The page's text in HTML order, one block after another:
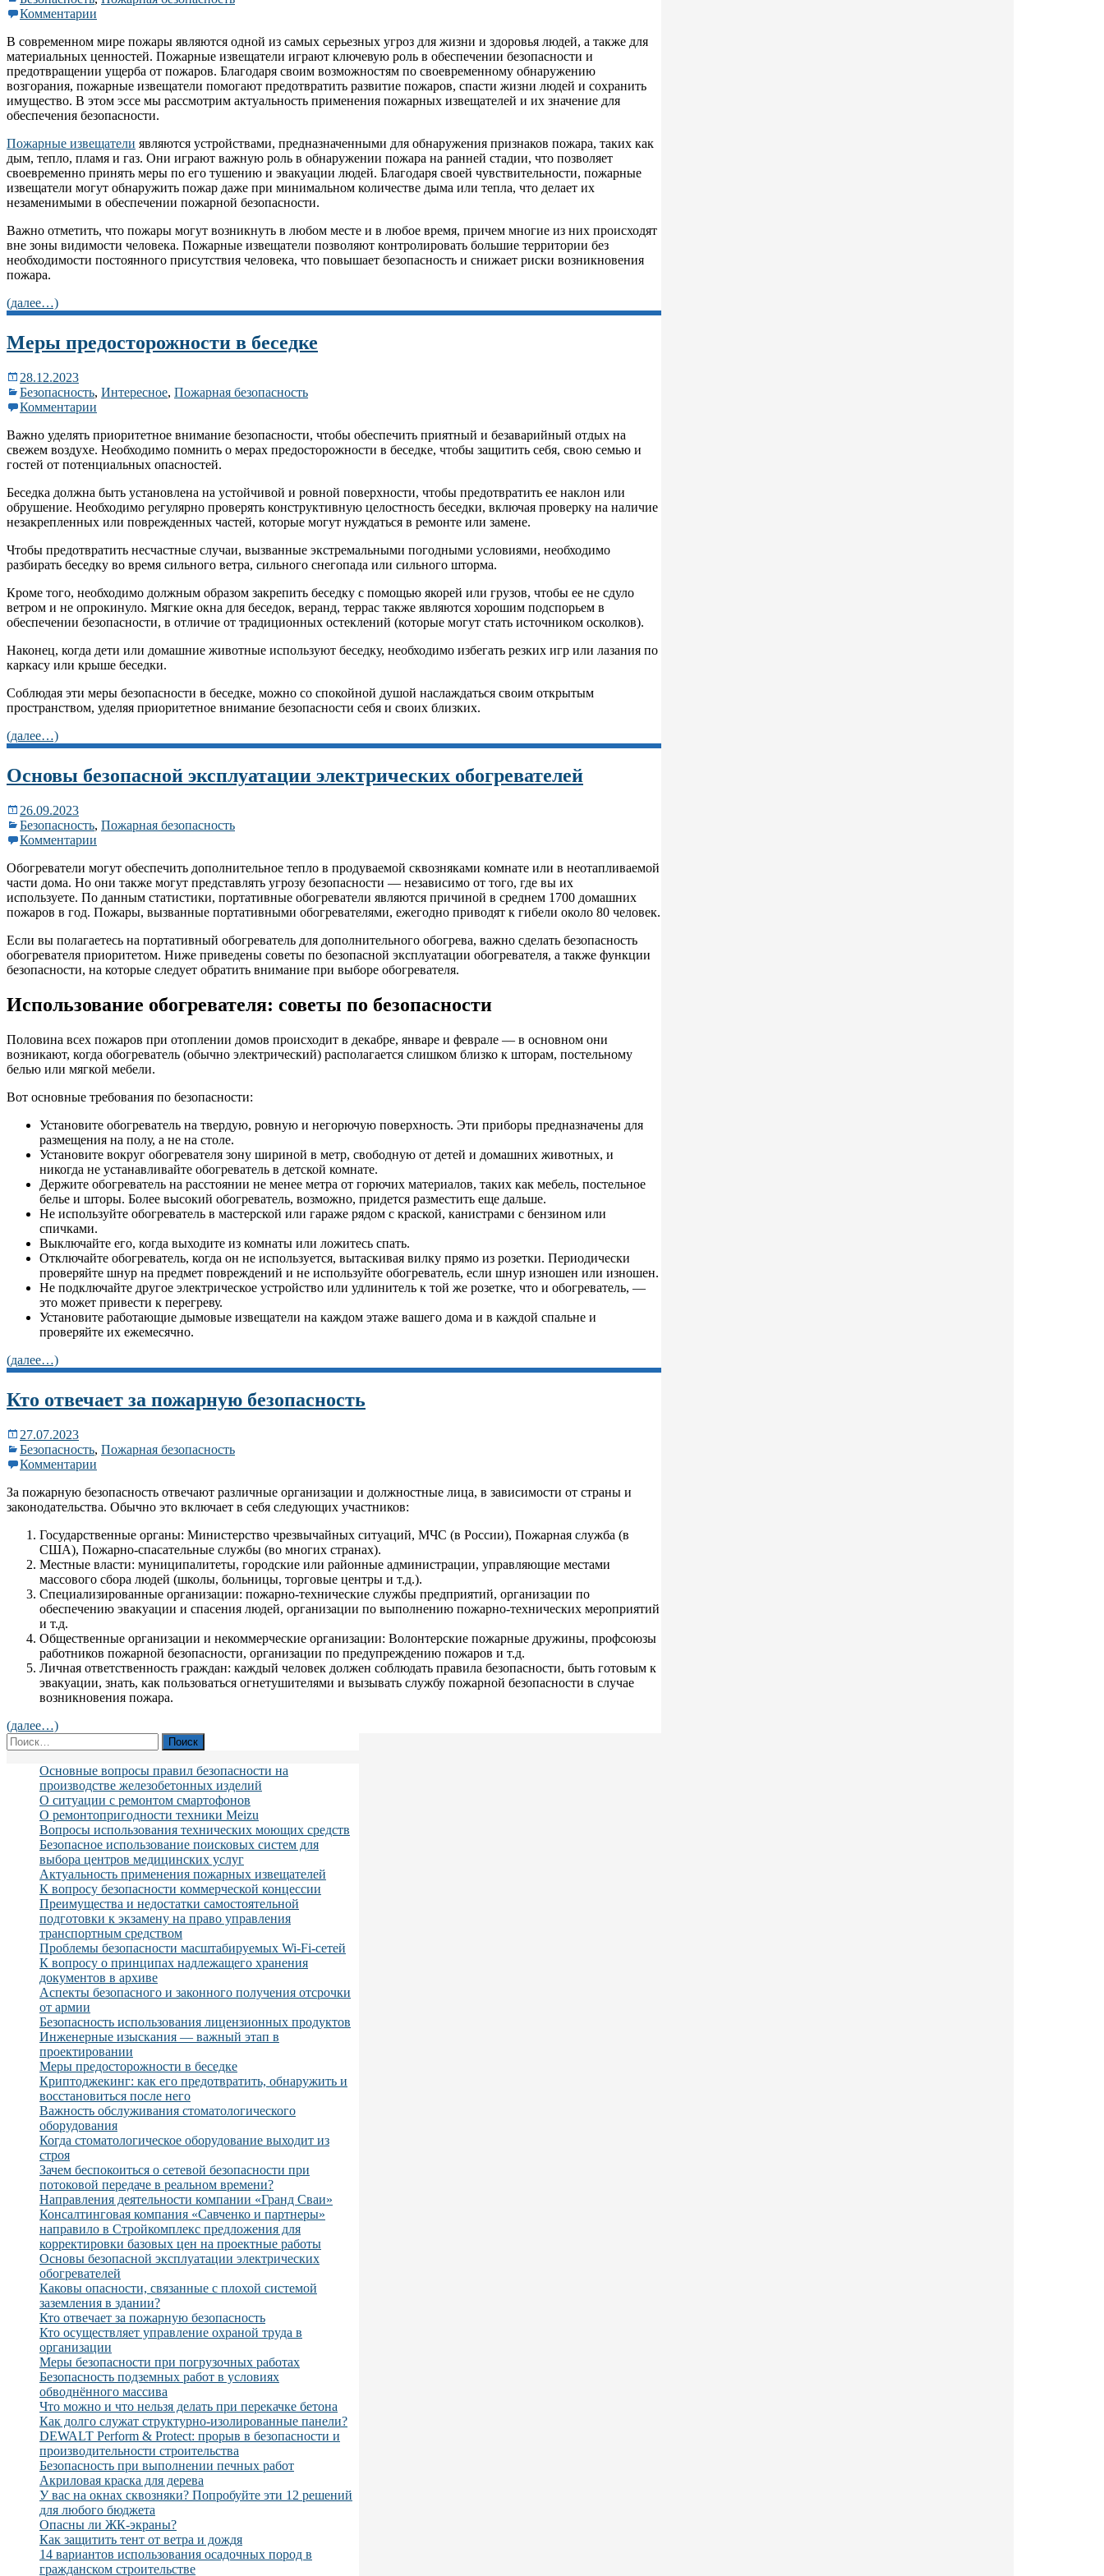
Комментарии
В современном мире пожары являются одной из самых серьезных угроз для жизни и здоровья людей, а также для
материальных ценностей. Пожарные извещатели играют ключевую роль в обеспечении безопасности и
предотвращении ущерба от пожаров. Благодаря своим возможностям по своевременному обнаружению
возгорания, пожарные извещатели помогают предотвратить развитие пожаров, спасти жизни людей и сохранить
имущество. В этом эссе мы рассмотрим актуальность применения пожарных извещателей и их значение для
обеспечения безопасности.
Пожарные извещатели являются устройствами, предназначенными для обнаружения признаков пожара, таких как
дым, тепло, пламя и газ. Они играют важную роль в обнаружении пожара на ранней стадии, что позволяет
своевременно принять меры по его тушению и эвакуации людей. Благодаря своей чувствительности, пожарные
извещатели могут обнаружить пожар даже при минимальном количестве дыма или тепла, что делает их
незаменимыми в обеспечении пожарной безопасности.
Важно отметить, что пожары могут возникнуть в любом месте и в любое время, причем многие из них происходят
вне зоны видимости человека. Пожарные извещатели позволяют контролировать большие территории без
необходимости постоянного присутствия человека, что повышает безопасность и снижает риски возникновения
пожара.
(далее…)
Меры предосторожности в беседке
28.12.2023
Безопасность, Интересное, Пожарная безопасность
Комментарии
Важно уделять приоритетное внимание безопасности, чтобы обеспечить приятный и безаварийный отдых на
свежем воздухе. Необходимо помнить о мерах предосторожности в беседке, чтобы защитить себя, свою семью и
гостей от потенциальных опасностей.
Беседка должна быть установлена ​​на устойчивой и ровной поверхности, чтобы предотвратить ее наклон или
обрушение. Необходимо регулярно проверять конструктивную целостность беседки, включая проверку на наличие
незакрепленных или поврежденных частей, которые могут нуждаться в ремонте или замене.
Чтобы предотвратить несчастные случаи, вызванные экстремальными погодными условиями, необходимо
разбирать беседку во время сильного ветра, сильного снегопада или сильного шторма.
Кроме того, необходимо должным образом закрепить беседку с помощью якорей или грузов, чтобы ее не сдуло
ветром и не опрокинуло. Мягкие окна для беседок, веранд, террас также являются хорошим подспорьем в
обеспечении безопасности, в отличие от традиционных остеклений (которые могут стать источником осколков).
Наконец, когда дети или домашние животные используют беседку, необходимо избегать резких игр или лазания по
каркасу или крыше беседки.
Соблюдая эти меры безопасности в беседке, можно со спокойной душой наслаждаться своим открытым
пространством, уделяя приоритетное внимание безопасности себя и своих близких.
(далее…)
Основы безопасной эксплуатации электрических обогревателей
26.09.2023
Безопасность, Пожарная безопасность
Комментарии
Обогреватели могут обеспечить дополнительное тепло в продуваемой сквозняками комнате или в неотапливаемой
части дома. Но они также могут представлять угрозу безопасности — независимо от того, где вы их
используете. По данным статистики, портативные обогреватели являются причиной в среднем 1700 домашних
пожаров в год. Пожары, вызванные портативными обогревателями, ежегодно приводят к гибели около 80 человек.
Если вы полагаетесь на портативный обогреватель для дополнительного обогрева, важно сделать безопасность
обогревателя приоритетом. Ниже приведены советы по безопасной эксплуатации обогревателя, а также функции
безопасности, на которые следует обратить внимание при выборе обогревателя.
Использование обогревателя: советы по безопасности
Половина всех пожаров при отоплении домов происходит в декабре, январе и феврале — в основном они
возникают, когда обогреватель (обычно электрический) располагается слишком близко к шторам, постельному
белью или мягкой мебели.
Вот основные требования по безопасности:
Установите обогреватель на твердую, ровную и негорючую поверхность. Эти приборы предназначены для
размещения на полу, а не на столе.
Установите вокруг обогревателя зону шириной в метр, свободную от детей и домашних животных, и
никогда не устанавливайте обогреватель в детской комнате.
Держите обогреватель на расстоянии не менее метра от горючих материалов, таких как мебель, постельное
белье и шторы. Более высокий обогреватель, возможно, придется разместить еще дальше.
Не используйте обогреватель в мастерской или гараже рядом с краской, канистрами с бензином или
спичками.
Выключайте его, когда выходите из комнаты или ложитесь спать.
Отключайте обогреватель, когда он не используется, вытаскивая вилку прямо из розетки. Периодически
проверяйте шнур на предмет повреждений и не используйте обогреватель, если шнур изношен или изношен.
Не подключайте другое электрическое устройство или удлинитель к той же розетке, что и обогреватель, —
это может привести к перегреву.
Установите работающие дымовые извещатели на каждом этаже вашего дома и в каждой спальне и
проверяйте их ежемесячно.
(далее…)
Кто отвечает за пожарную безопасность
27.07.2023
Безопасность, Пожарная безопасность
Комментарии
За пожарную безопасность отвечают различные организации и должностные лица, в зависимости от страны и
законодательства. Обычно это включает в себя следующих участников:
Государственные органы: Министерство чрезвычайных ситуаций, МЧС (в России), Пожарная служба (в
США), Пожарно-спасательные службы (во многих странах).
Местные власти: муниципалитеты, городские или районные администрации, управляющие местами
массового сбора людей (школы, больницы, торговые центры и т.д.).
Специализированные организации: пожарно-технические службы предприятий, организации по
обеспечению эвакуации и спасения людей, организации по выполнению пожарно-технических мероприятий
и т.д.
Общественные организации и некоммерческие организации: Волонтерские пожарные дружины, профсоюзы
работников пожарной безопасности, организации по предупреждению пожаров и т.д.
Личная ответственность граждан: каждый человек должен соблюдать правила безопасности, быть готовым к
эвакуации, знать, как пользоваться огнетушителями и вызывать службу пожарной безопасности в случае
возникновения пожара.
(далее…)
Найти:
Основные вопросы правил безопасности на
производстве железобетонных изделий
О ситуации с ремонтом смартофонов
О ремонтопригодности техники Meizu
Вопросы использования технических моющих средств
Безопасное использование поисковых систем для
выбора центров медицинских услуг
Актуальность применения пожарных извещателей
К вопросу безопасности коммерческой концессии
Преимущества и недостатки самостоятельной
подготовки к экзамену на право управления
транспортным средством
Проблемы безопасности масштабируемых Wi-Fi-сетей
К вопросу о принципах надлежащего хранения
документов в архиве
Аспекты безопасного и законного получения отсрочки
от армии
Безопасность использования лицензионных продуктов
Инженерные изыскания — важный этап в
проектировании
Меры предосторожности в беседке
Криптоджекинг: как его предотвратить, обнаружить и
восстановиться после него
Важность обслуживания стоматологического
оборудования
Когда стоматологическое оборудование выходит из
строя
Зачем беспокоиться о сетевой безопасности при
потоковой передаче в реальном времени?
Направления деятельности компании «Гранд Сваи»
Консалтинговая компания «Савченко и партнеры»
направило в Стройкомплекс предложения для
корректировки базовых цен на проектные работы
Основы безопасной эксплуатации электрических
обогревателей
Каковы опасности, связанные с плохой системой
заземления в здании?
Кто отвечает за пожарную безопасность
Кто осуществляет управление охраной труда в
организации
Меры безопасности при погрузочных работах
Безопасность подземных работ в условиях
обводнённого массива
Что можно и что нельзя делать при перекачке бетона
Как долго служат структурно-изолированные панели?
DEWALT Perform & Protect: прорыв в безопасности и
производительности строительства
Безопасность при выполнении печных работ
Акриловая краска для дерева
У вас на окнах сквозняки? Попробуйте эти 12 решений
для любого бюджета
Опасны ли ЖК-экраны?
Как защитить тент от ветра и дождя
14 вариантов использования осадочных пород в
гражданском строительстве